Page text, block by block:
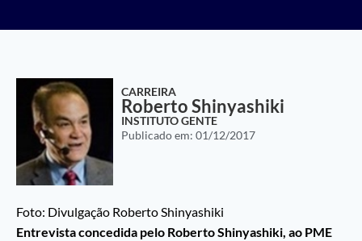
CARREIRA
Roberto Shinyashiki
INSTITUTO GENTE
Publicado em: 01/12/2017
Foto: Divulgação Roberto Shinyashiki
Entrevista concedida pelo Roberto Shinyashiki, ao PME